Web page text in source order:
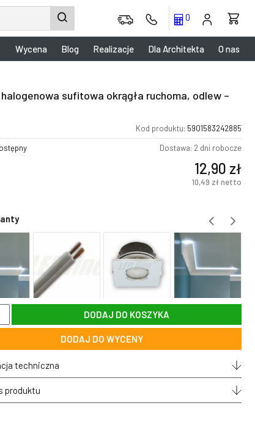
0
Wycena Blog Realizacje Dla Architekta O nas
sufitowa okrągła ruchoma, odlew –
Kod produktu: 5901583242885
Dostawa: 2 dni robocze
12,90 zł
10,49 złnetto
DODAJ DO KOSZYKA
DODAJ DO WYCENY
techniczna
produktu